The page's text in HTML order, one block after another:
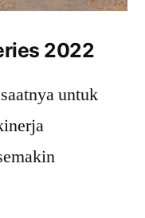
2022
untuk